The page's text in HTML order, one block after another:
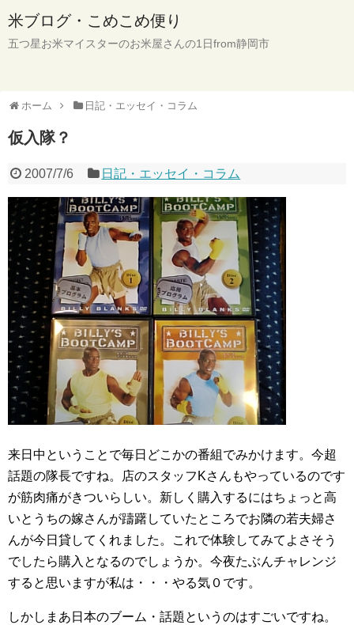
米ブログ・こめこめ便り
五つ星お米マイスターのお米屋さんの1日from静岡市
ホーム 日記・エッセイ・コラム
仮入隊？
2007/7/6 日記・エッセイ・コラム
来日中ということで毎日どこかの番組でみかけます。今超
話題の隊長ですね。店のスタッフKさんもやっているのです
が筋肉痛がきついらしい。新しく購入するにはちょっと高
いとうちの嫁さんが躊躇していたところでお隣の若夫婦さ
んが今日貸してくれました。これで体験してみてよさそう
でしたら購入となるのでしょうか。今夜たぶんチャレンジ
すると思いますが私は・・・やる気０です。
しかしまあ日本のブーム・話題というのはすごいですね。